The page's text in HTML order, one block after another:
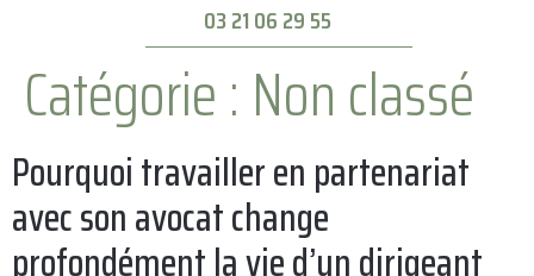
03 21 06 29 55
Catégorie : Non classé
Pourquoi travailler en partenariat
avec son avocat change
profondément la vie d’un dirigeant